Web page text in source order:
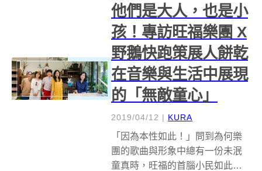
他們是大人，也是小
孩！專訪旺福樂團 X
野鵝快跑策展人餅乾
在音樂與生活中展現
的「無敵童心」
2019/04/12 | KURA
「因為本性如此！」問到為何樂
團的歌曲與形象中總有一份未泯
童真時，旺福的首腦小民如此答